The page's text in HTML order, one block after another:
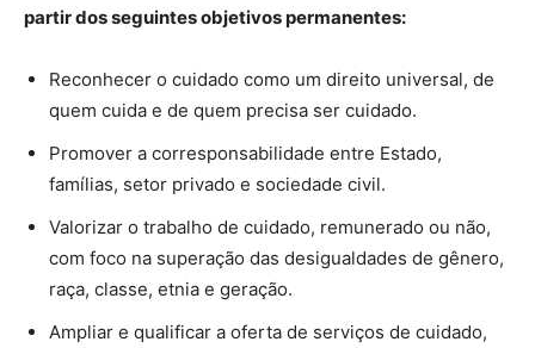
partir dos seguintes objetivos permanentes:
Reconhecer o cuidado como um direito universal, de
quem cuida e de quem precisa ser cuidado.
Promover a corresponsabilidade entre Estado,
famílias, setor privado e sociedade civil.
Valorizar o trabalho de cuidado, remunerado ou não,
com foco na superação das desigualdades de gênero,
raça, classe, etnia e geração.
Ampliar e qualificar a oferta de serviços de cuidado,